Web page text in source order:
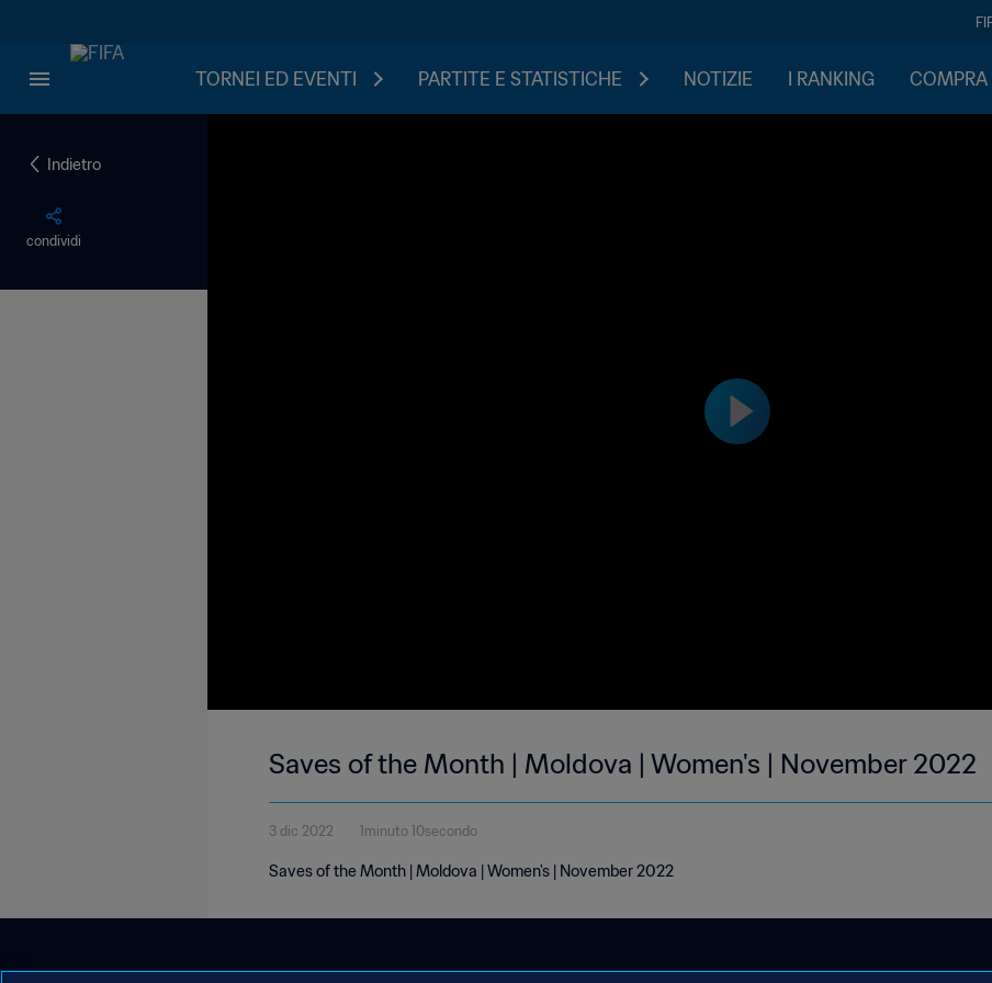
TORNEI ED EVENTI PARTITE E STATISTICHE NOTIZIE I RANKING COMPRA
Indietro
condividi
Saves of the Month | Moldova | Women's | November 2022
3 dic 2022 1minuto 10secondo
Saves of the Month | Moldova | Women's | November 2022